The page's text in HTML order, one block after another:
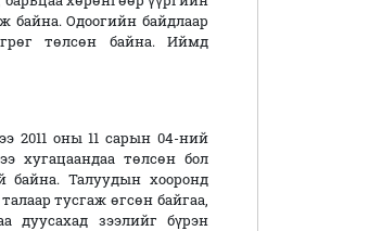
байна. Одоогийн байдлаар
төлсөн байна. Иймд
2011 оны 11 сарын 04-ний
хугацаандаа төлсөн бол
байна. Талуудын хооронд
тусгаж өгсөн байгаа,
дуусахад зээлийг бүрэн